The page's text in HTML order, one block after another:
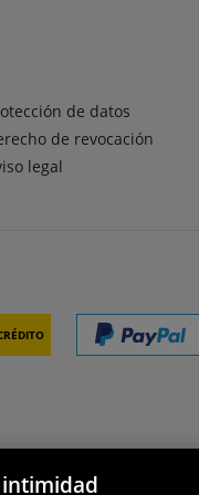
de datos
de revocación
legal
intimidad